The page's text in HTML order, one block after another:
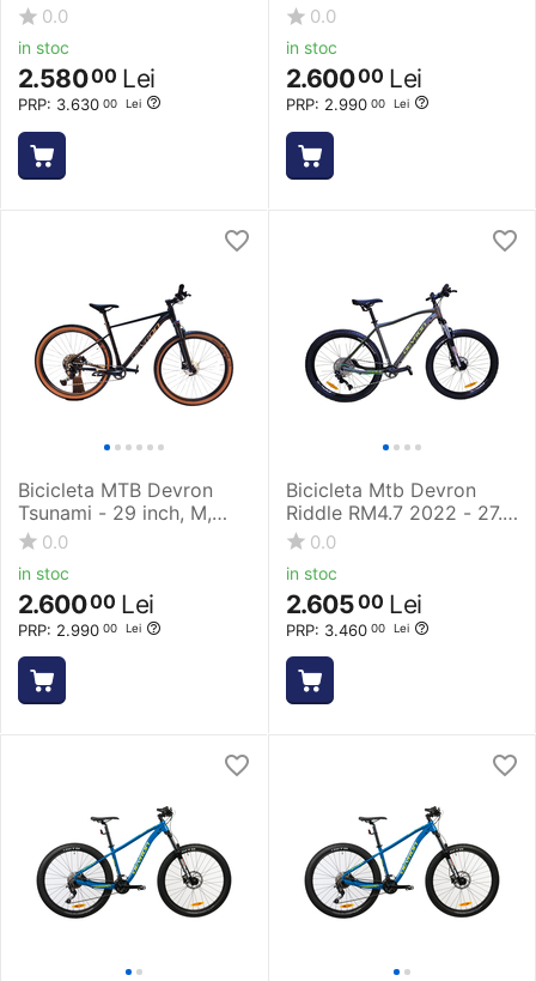
Inch, L, Albastru
0.0
in stoc
PRP: 3.630 00 Lei
2.58000 Lei
Negru
0.0
in stoc
PRP: 2.990 00 Lei
2.60000 Lei
Bicicleta MTB Devron
Tsunami - 29 inch, M,
Negru
0.0
in stoc
PRP: 2.990 00 Lei
2.60000 Lei
Bicicleta Mtb Devron
Riddle RM4.7 2022 - 27.5
Inch, L, Verde
0.0
in stoc
PRP: 3.460 00 Lei
2.60500 Lei